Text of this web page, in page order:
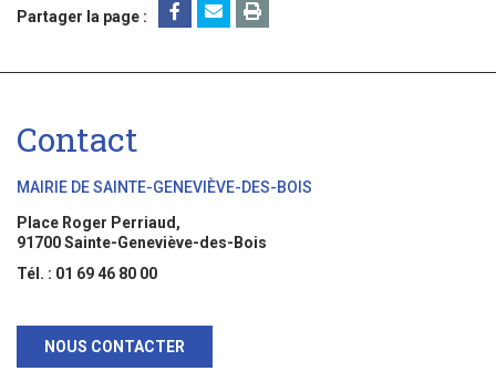
Partager la page :
Contact
MAIRIE DE SAINTE-GENEVIÈVE-DES-BOIS
Place Roger Perriaud,
91700 Sainte-Geneviève-des-Bois
Tél. : 01 69 46 80 00
NOUS CONTACTER